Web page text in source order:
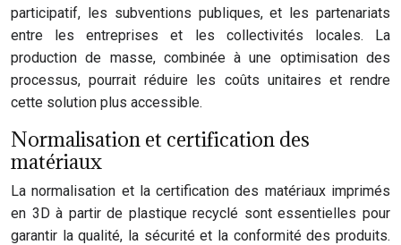
participatif, les subventions publiques, et les partenariats
entre les entreprises et les collectivités locales. La
production de masse, combinée à une optimisation des
processus, pourrait réduire les coûts unitaires et rendre
cette solution plus accessible.
Normalisation et certification des
matériaux
La normalisation et la certification des matériaux imprimés
en 3D à partir de plastique recyclé sont essentielles pour
garantir la qualité, la sécurité et la conformité des produits.